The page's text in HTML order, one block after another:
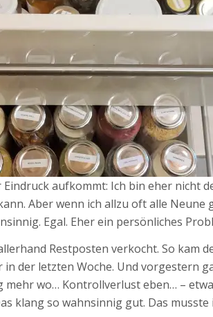
aufkommt: Ich bin eher nicht
Aber wenn ich allzu oft alle Neune
Egal. Eher ein persönliches
Restposten verkocht. So kam
der letzten Woche. Und vorgestern
mehr wo… Kontrollverlust eben… –
klang so wahnsinnig gut. Das musste